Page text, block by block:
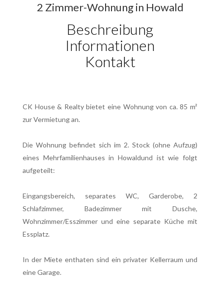
2 Zimmer-Wohnung in Howald
Beschreibung
Informationen
Kontakt
CK House & Realty bietet eine Wohnung von ca. 85 m²
zur Vermietung an.
Die Wohnung befindet sich im 2. Stock (ohne Aufzug)
eines Mehrfamilienhauses in Howaldund ist wie folgt
aufgeteilt:
Eingangsbereich, separates WC, Garderobe, 2
Schlafzimmer, Badezimmer mit Dusche,
Wohnzimmer/Esszimmer und eine separate Küche mit
Essplatz.
In der Miete enthaten sind ein privater Kellerraum und
eine Garage.